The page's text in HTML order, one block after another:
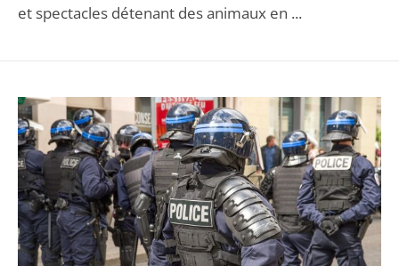
et spectacles détenant des animaux en ...